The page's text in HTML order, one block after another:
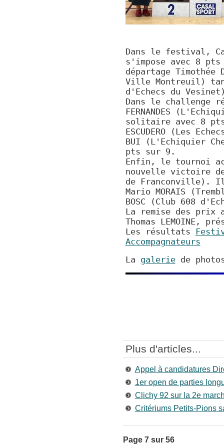
Dans le festival,
s'impose avec 8
départage Timothée
Ville Montreuil)
d'Echecs du
Dans le challenge
FERNANDES
solitaire avec 8
ESCUDERO (Les
BUI (L'Echiquier
pts sur 9.
Enfin, le tournoi
nouvelle victoire de
de Franconville). Il
Mario MORAIS
BOSC (Club 608
La remise des prix
Thomas LEMOINE,
Les résultats
Accompagnateurs
La galeriede
Plus d'articles...
Appel à candidatures
1er open de parties
Clichy 92 sur la 2e
Critériums Petits-Pions
Page 7 sur 56